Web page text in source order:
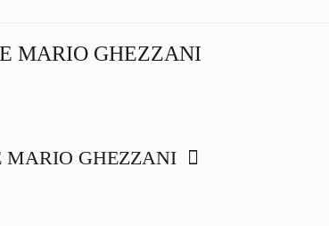
MARIO GHEZZANI
MARIO GHEZZANI